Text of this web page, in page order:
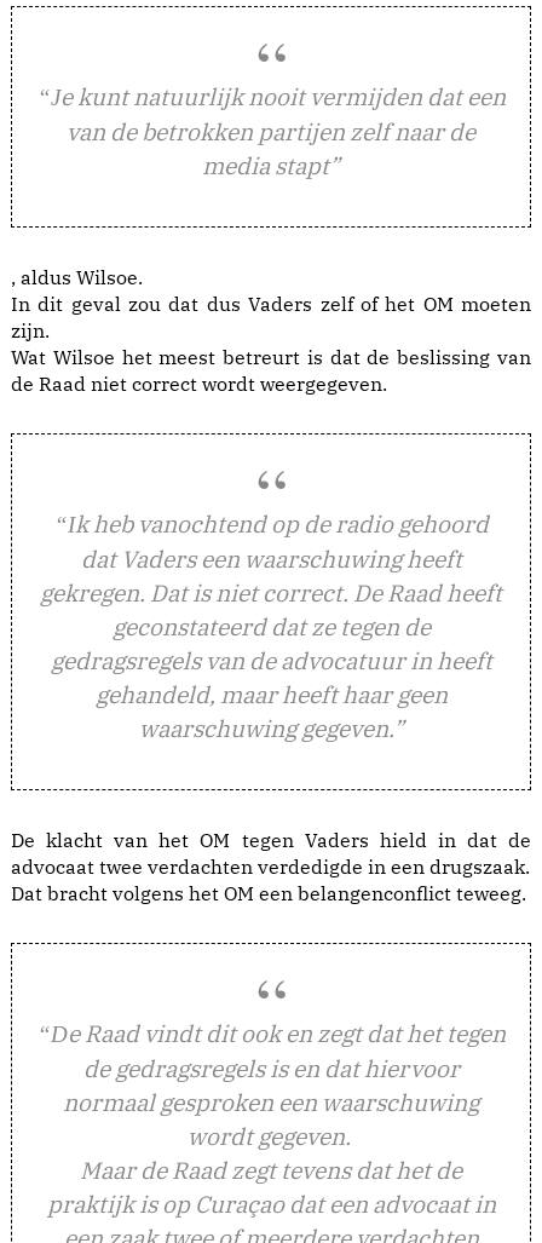
“Je kunt natuurlijk nooit vermijden dat een
van de betrokken partijen zelf naar de
media stapt”
, aldus Wilsoe.
In dit geval zou dat dus Vaders zelf of het OM moeten
zijn.
Wat Wilsoe het meest betreurt is dat de beslissing van
de Raad niet correct wordt weergegeven.
“Ik heb vanochtend op de radio gehoord
dat Vaders een waarschuwing heeft
gekregen. Dat is niet correct. De Raad heeft
geconstateerd dat ze tegen de
gedragsregels van de advocatuur in heeft
gehandeld, maar heeft haar geen
waarschuwing gegeven.”
De klacht van het OM tegen Vaders hield in dat de
advocaat twee verdachten verdedigde in een drugszaak.
Dat bracht volgens het OM een belangenconflict teweeg.
“De Raad vindt dit ook en zegt dat het tegen
de gedragsregels is en dat hiervoor
normaal gesproken een waarschuwing
wordt gegeven.
Maar de Raad zegt tevens dat het de
praktijk is op Curaçao dat een advocaat in